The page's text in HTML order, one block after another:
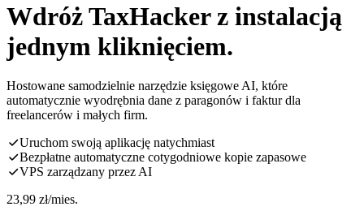
Wdróż TaxHacker z instalacją
jednym kliknięciem.
Hostowane samodzielnie narzędzie księgowe AI, które
automatycznie wyodrębnia dane z paragonów i faktur dla
freelancerów i małych firm.
Uruchom swoją aplikację natychmiast
Bezpłatne automatyczne cotygodniowe kopie zapasowe
VPS zarządzany przez AI
23,99 zł/mies.